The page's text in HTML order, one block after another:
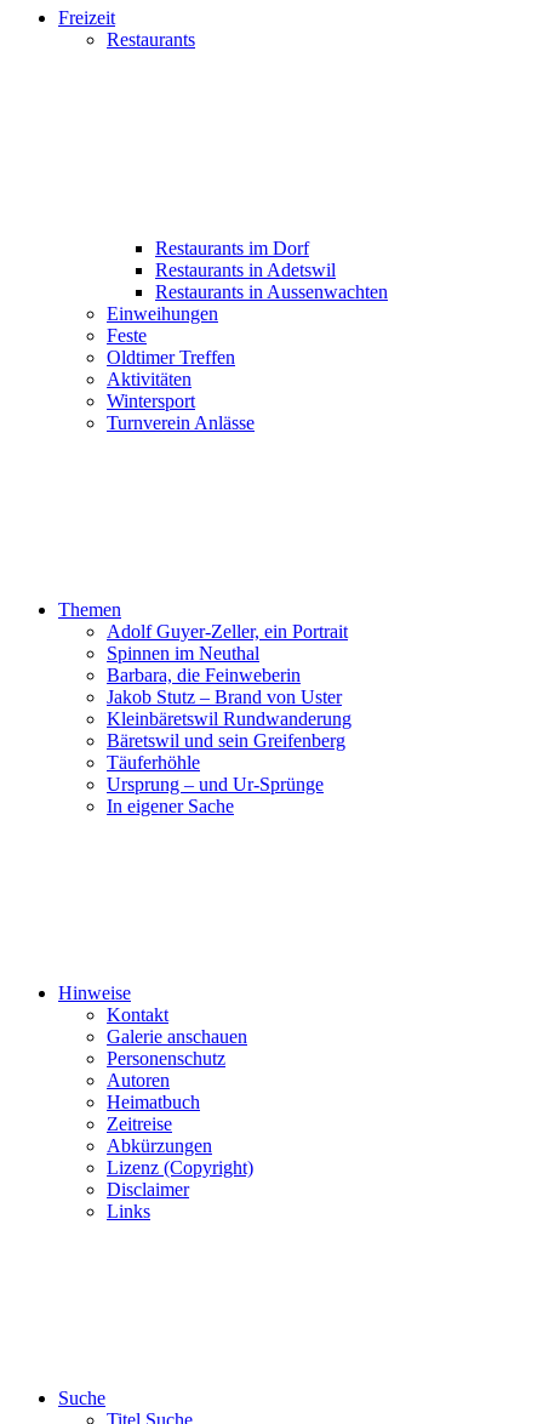
Freizeit
Restaurants
Restaurants im Dorf
Restaurants in Adetswil
Restaurants in Aussenwachten
Einweihungen
Feste
Oldtimer Treffen
Aktivitäten
Wintersport
Turnverein Anlässe
Themen
Adolf Guyer-Zeller, ein Portrait
Spinnen im Neuthal
Barbara, die Feinweberin
Jakob Stutz – Brand von Uster
Kleinbäretswil Rundwanderung
Bäretswil und sein Greifenberg
Täuferhöhle
Ursprung – und Ur-Sprünge
In eigener Sache
Hinweise
Kontakt
Galerie anschauen
Personenschutz
Autoren
Heimatbuch
Zeitreise
Abkürzungen
Lizenz (Copyright)
Disclaimer
Links
Suche
Titel Suche